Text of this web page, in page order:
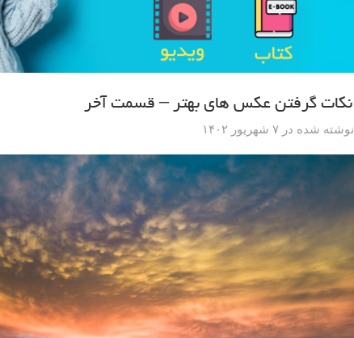
نکات گرفتن عکس های بهتر – قسمت آخر
نوشته شده در ۷ شهریور ۱۴۰۲